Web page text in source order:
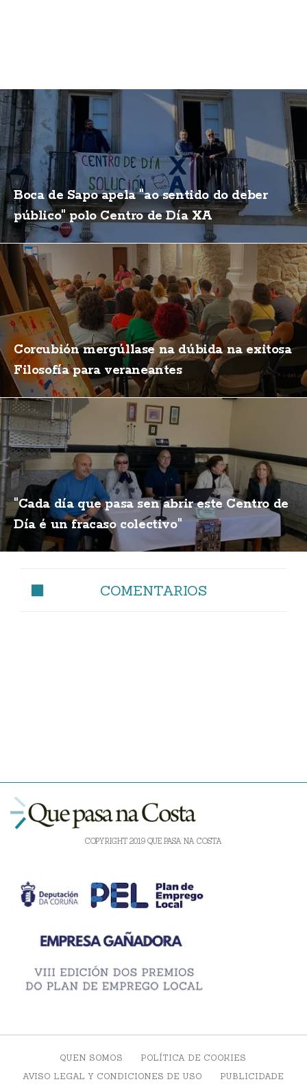
Boca de Sapo apela "ao sentido do deber
público" polo Centro de Día XA
Corcubión mergúllase na dúbida na exitosa
Filosofía para veraneantes
"Cada día que pasa sen abrir este Centro de
Día é un fracaso colectivo"
COMENTARIOS
COPYRIGHT 2019 QUE PASA NA COSTA
QUEN SOMOS
POLÍTICA DE COOKIES
AVISO LEGAL Y CONDICIONES DE USO
PUBLICIDADE